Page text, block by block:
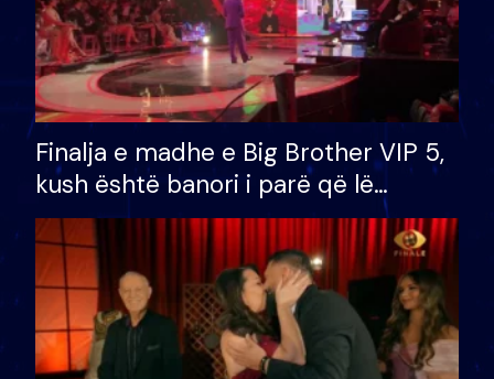
Finalja e madhe e Big Brother VIP 5,
kush është banori i parë që lë
shtëpinë dhe humb mundësinë për
të fituar çmimin e madh